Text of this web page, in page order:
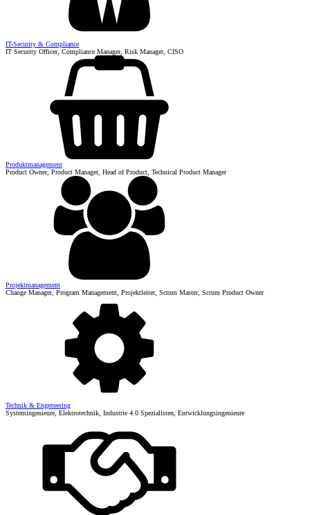
IT-Security & Compliance
IT Security Officer, Compliance Manager, Risk Manager, CISO
Produktmanagement
Product Owner, Product Manager, Head of Product, Technical Product Manager
Projektmanagement
Change Manager, Program Management, Projektleiter, Scrum Master, Scrum Product Owner
Technik & Engeneering
Systemingenieure, Elektrotechnik, Industrie 4.0 Spezialisten, Entwicklungsingenieure